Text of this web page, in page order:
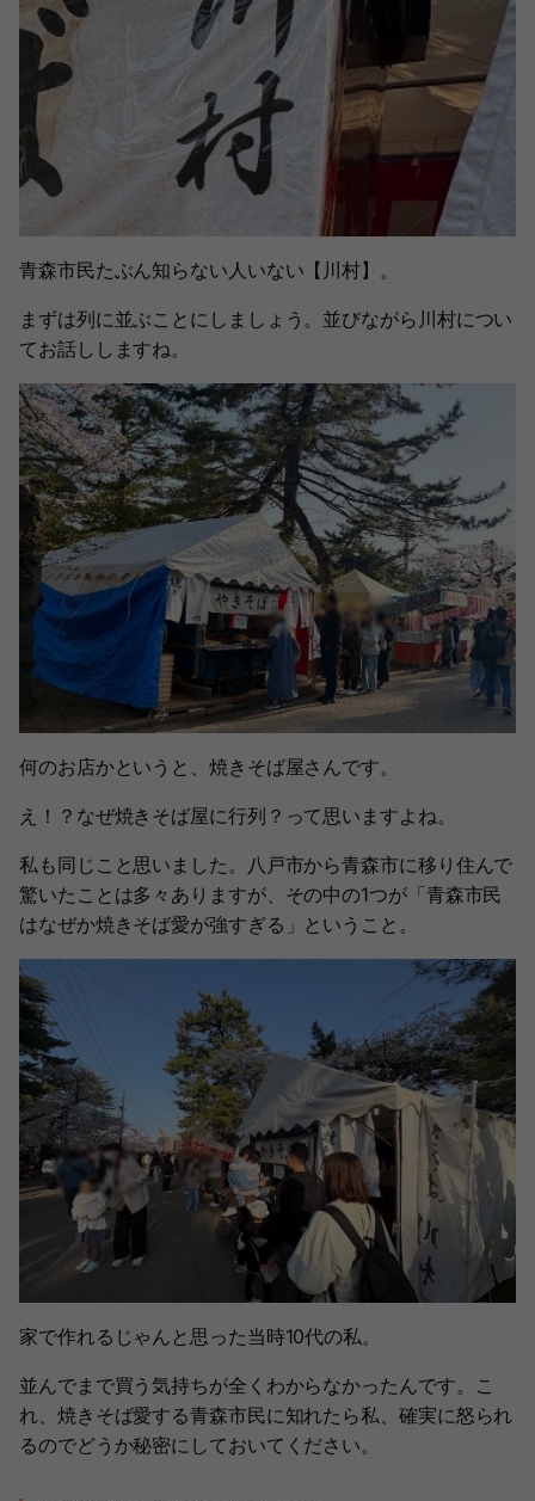
青森市民たぶん知らない人いない【川村】。
まずは列に並ぶことにしましょう。並びながら川村につい
てお話ししますね。
何のお店かというと、焼きそば屋さんです。
え！？なぜ焼きそば屋に行列？って思いますよね。
私も同じこと思いました。八戸市から青森市に移り住んで
驚いたことは多々ありますが、その中の1つが「青森市民
はなぜか焼きそば愛が強すぎる」ということ。
家で作れるじゃんと思った当時10代の私。
並んでまで買う気持ちが全くわからなかったんです。こ
れ、焼きそば愛する青森市民に知れたら私、確実に怒られ
るのでどうか秘密にしておいてください。